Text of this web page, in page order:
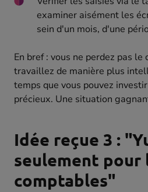
examiner aisément les
sein d'un mois, d'une
En bref : vous ne perdez pas
travaillez de manière plus
temps que vous pouvez
précieux. Une situation
Idée reçue 3 :
seulement pour
comptables"